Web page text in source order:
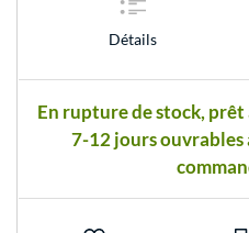
Détails
En rupture de stock, prêt
7-12 jours ouvrables